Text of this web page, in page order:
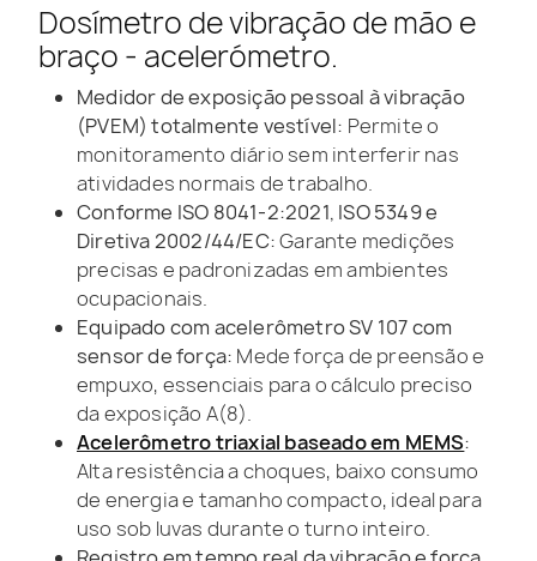
Dosímetro de vibração de mão e
braço - acelerómetro.
Medidor de exposição pessoal à vibração
(PVEM) totalmente vestível: Permite o
monitoramento diário sem interferir nas
atividades normais de trabalho.
Conforme ISO 8041-2:2021, ISO 5349 e
Diretiva 2002/44/EC:Garante medições
precisas e padronizadas em ambientes
ocupacionais.
Equipado com acelerômetro SV 107 com
sensor de força: Mede força de preensão e
empuxo, essenciais para o cálculo preciso
da exposição A(8).
Acelerômetro triaxial baseado em MEMS:
Alta resistência a choques, baixo consumo
de energia e tamanho compacto, ideal para
uso sob luvas durante o turno inteiro.